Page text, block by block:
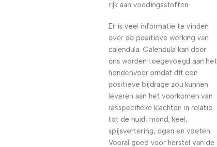
rijk aan voedingsstoffen.
Er is veel informatie te vinden
over de positieve werking van
calendula. Calendula kan door
ons worden toegevoegd aan het
hondenvoer omdat dit een
positieve bijdrage zou kunnen
leveren aan het voorkomen van
rasspecifieke klachten in relatie
tot de huid, mond, keel,
spijsvertering, ogen en voeten.
Vooral goed voor herstel van de